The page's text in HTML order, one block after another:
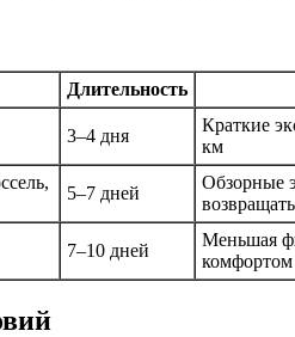
Длительность
3–4 дня
Краткие
км
5–7 дней
Обзорные
7–10 дней
Меньшая